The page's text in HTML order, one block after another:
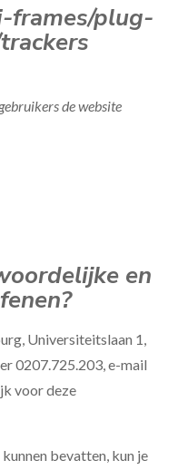
frames/plug-
de website
en
Universiteitslaan 1,
0207.725.203, e-mail
voor deze
bevatten, kun je